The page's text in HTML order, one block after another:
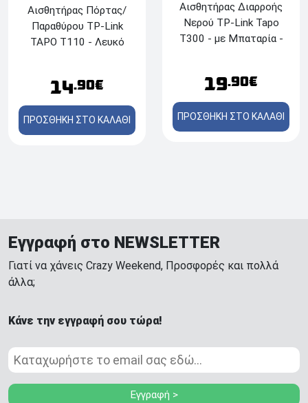
Αισθητήρας Πόρτας/
Παραθύρου TP-Link
TAPO T110 - Λευκό
14.90€
ΠΡΟΣΘΗΚΗ ΣΤΟ ΚΑΛΑΘΙ
Αισθητήρας Διαρροής
Νερού TP-Link Tapo
T300 - με Μπαταρία -
19.90€
ΠΡΟΣΘΗΚΗ ΣΤΟ ΚΑΛΑΘΙ
Εγγραφή στο NEWSLETTER
Γιατί να χάνεις Crazy Weekend, Προσφορές και πολλά
άλλα;
Κάνε την εγγραφή σου τώρα!
Εγγραφή >